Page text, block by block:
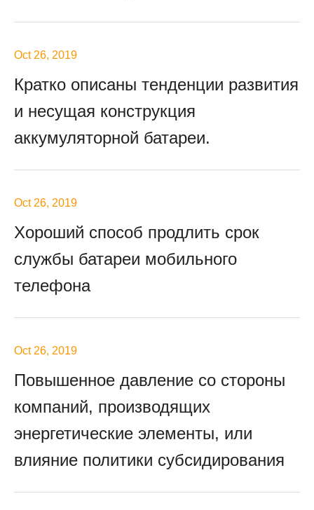
Oct 26, 2019
Кратко описаны тенденции развития
и несущая конструкция
аккумуляторной батареи.
Oct 26, 2019
Хороший способ продлить срок
службы батареи мобильного
телефона
Oct 26, 2019
Повышенное давление со стороны
компаний, производящих
энергетические элементы, или
влияние политики субсидирования